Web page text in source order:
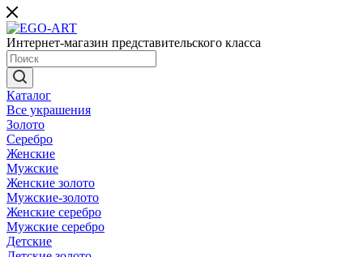
Интернет-магазин представительского класса
Каталог
Все украшения
Золото
Серебро
Женские
Мужские
Женские золото
Мужские-золото
Женские серебро
Мужские серебро
Детские